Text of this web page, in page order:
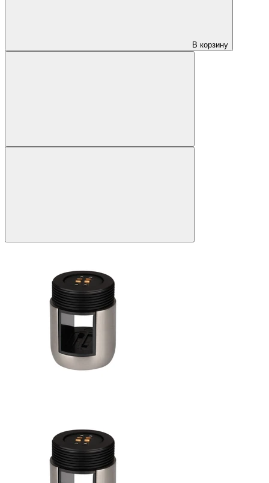
В корзину